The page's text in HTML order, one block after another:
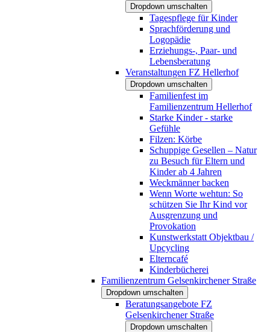
Dropdown umschalten
Tagespflege für Kinder
Sprachförderung und
Logopädie
Erziehungs-, Paar- und
Lebensberatung
Veranstaltungen FZ Hellerhof
Dropdown umschalten
Familienfest im
Familienzentrum Hellerhof
Starke Kinder - starke
Gefühle
Filzen: Körbe
Schuppige Gesellen – Natur
zu Besuch für Eltern und
Kinder ab 4 Jahren
Weckmänner backen
Wenn Worte wehtun: So
schützen Sie Ihr Kind vor
Ausgrenzung und
Provokation
Kunstwerkstatt Objektbau /
Upcycling
Elterncafé
Kinderbücherei
Familienzentrum Gelsenkirchener Straße
Dropdown umschalten
Beratungsangebote FZ
Gelsenkirchener Straße
Dropdown umschalten